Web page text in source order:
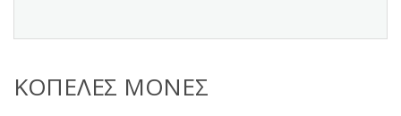
ΚΟΠΕΛΕΣ ΜΟΝΕΣ